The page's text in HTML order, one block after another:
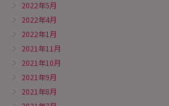
2022年5月
2022年4月
2022年1月
2021年11月
2021年10月
2021年9月
2021年8月